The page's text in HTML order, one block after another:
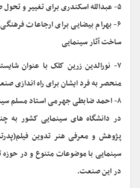
۵- عبدالله اسکندری برای تغییر و تحول طراحی و اجرای گریم در سینمای ایران
۶- بهرام بیضایی برای ارجاعات
ساخت آثار سینمایی
۷- نورالدین زرین کلک با عنوان
منحصر به فرد ایشان برای راه اندازی
۸- احمد ضابطی جهرمی استاد مسلم
در دانشگاه های سینمایی کشور به
پژوهش و معرفی هنر تدوین
سینمایی با موضوعات متنوع و در
در این صنعت.